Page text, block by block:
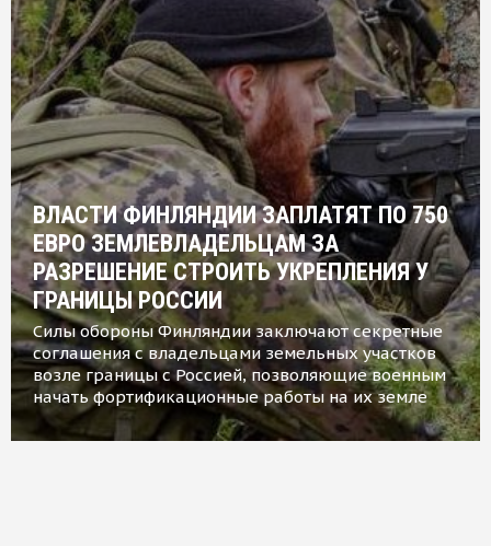
ВЛАСТИ ФИНЛЯНДИИ ЗАПЛАТЯТ ПО 750
ЕВРО ЗЕМЛЕВЛАДЕЛЬЦАМ ЗА
РАЗРЕШЕНИЕ СТРОИТЬ УКРЕПЛЕНИЯ У
ГРАНИЦЫ РОССИИ
Силы обороны Финляндии заключают секретные
соглашения с владельцами земельных участков
возле границы с Россией, позволяющие военным
начать фортификационные работы на их земле